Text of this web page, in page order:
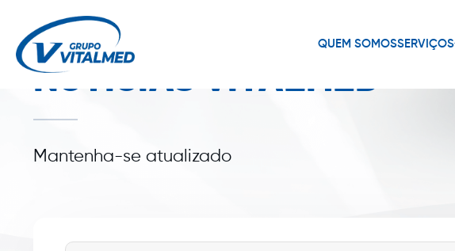
QUEM SOMOSSERVIÇOS
NOTÍCIAS VITALMED
Mantenha-se atualizado